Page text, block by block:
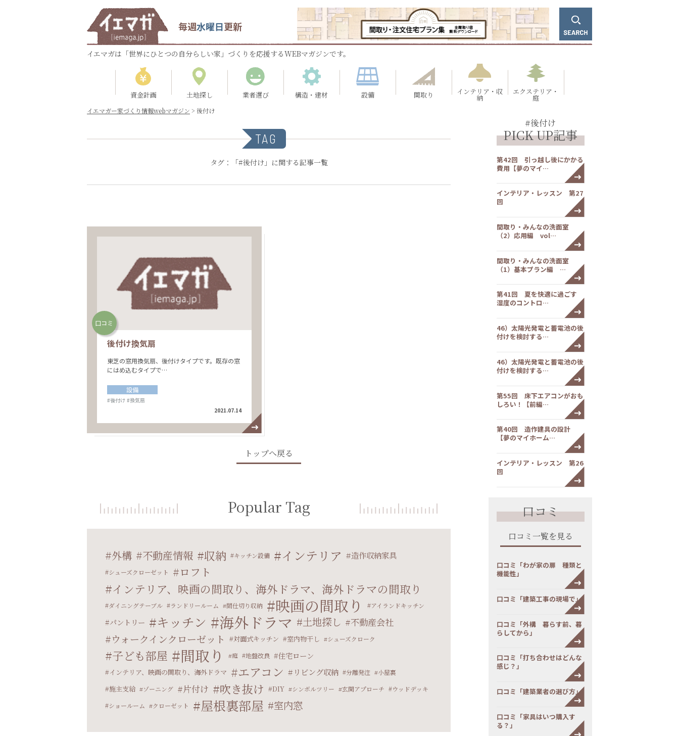
毎週水曜日更新
イエマガは「世界にひとつの自分らしい家」づくりを応援するWEBマガジンです。
資金計画 土地探し 業者選び 構造・建材 設備 間取り インテリア・収
納
エクステリア・
庭
イエマガー家づくり情報webマガジン > 後付け
TAG
タグ：「#後付け」に関する記事一覧
口コミ
後付け換気扇
東芝の窓用換気扇、後付けタイプです。既存の窓
にはめ込むタイプで…
設備
#後付け #換気扇
2021.07.14
トップへ戻る
Popular Tag
外構 不動産情報 収納 キッチン設備 インテリア 造作収納家具
シューズクローゼット ロフト
インテリア、映画の間取り、海外ドラマ、海外ドラマの間取り
ダイニングテーブル ランドリールーム 間仕切り収納 映画の間取り アイランドキッチン
パントリー キッチン 海外ドラマ 土地探し 不動産会社
ウォークインクローゼット 対面式キッチン 室内物干し シューズクローク
子ども部屋 間取り 庭 地盤改良 住宅ローン
インテリア、映画の間取り、海外ドラマ エアコン リビング収納 分離発注 小屋裏
施主支給 ゾーニング 片付け 吹き抜け DIY シンボルツリー 玄関アプローチ
ウッドデッキ
ショールーム
クローゼット 屋根裏部屋 室内窓
#後付け
PICK UP記事
第42回 引っ越し後にかかる
費用【夢のマイ…
インテリア・レッスン 第27
回
間取り・みんなの洗面室
（2）応用編 vol…
間取り・みんなの洗面室
（1）基本プラン編 …
第41回 夏を快適に過ごす
湿度のコントロ…
46）太陽光発電と蓄電池の後
付けを検討する…
46）太陽光発電と蓄電池の後
付けを検討する…
第55回 床下エアコンがおも
しろい！【前編…
第40回 造作建具の設計
【夢のマイホーム…
インテリア・レッスン 第26
回
口コミ
口コミ一覧を見る
口コミ「わが家の扉 種類と
機能性」
口コミ「建築工事の現場で」
口コミ「外構 暮らす前、暮
らしてから」
口コミ「打ち合わせはどんな
感じ？」
口コミ「建築業者の選び方」
口コミ「家具はいつ購入す
る？」